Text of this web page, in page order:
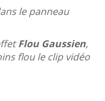
le panneau
Flou Gaussien,
flou le clip vidéo